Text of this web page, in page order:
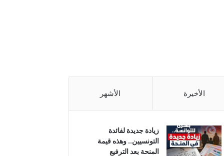
الأخيرة الأشهر
زيادة جديدة لفائدة
التونسيين.. وهذه قيمة
المنحة بعد الترفيع